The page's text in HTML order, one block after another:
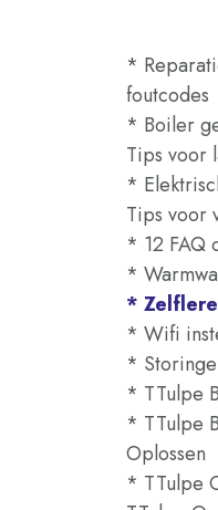
*
foutcodes
* Boiler
Tips voor
*
Tips voor
* 12 FAQ
*
*
* Wifi
*
* TTulpe
* TTulpe
Oplossen
* TTulpe